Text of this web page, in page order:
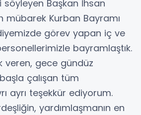
Başkan İhsan
mübarek Kurban Bayramı
görev yapan iç ve
bayramlaştık.
veren, gece gündüz
çalışan tüm
ayrı teşekkür ediyorum.
yardımlaşmanın en